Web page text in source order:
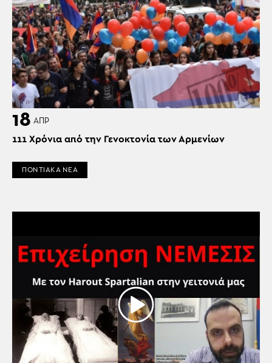
18 ΑΠΡ
111 Χρόνια από την Γενοκτονία των Αρμενίων
ΠΟΝΤΙΑΚΑ ΝΕΑ